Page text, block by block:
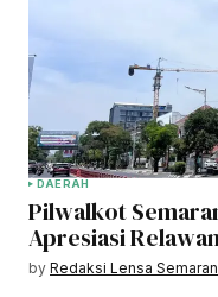
DAERAH
Pilwalkot
Apresiasi
by Redaksi Lensa